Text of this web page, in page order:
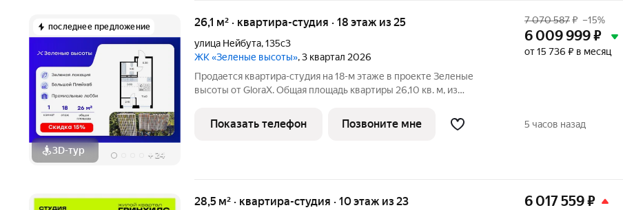
последнее предложение
3D-тур + 24
26,1 м² · квартира-студия · 18 этаж из 25
улица Нейбута,135с3
ЖК «Зеленые высоты», 3 квартал 2026
Продается квартира-студия на 18-м этаже в проекте Зеленые
высоты от GloraX. Общая площадь квартиры 26,10 кв. м, из
3,00 кв. м кухни. Номер квартиры - 226. Преимущества квартиры:
зонируемая
7 070 587₽ –15%
6 009 999₽
от 15 736 ₽ в месяц
Показать телефон Позвоните мне 5 часов назад
28,5 м² · квартира-студия · 10 этаж из 23 6 017 559₽